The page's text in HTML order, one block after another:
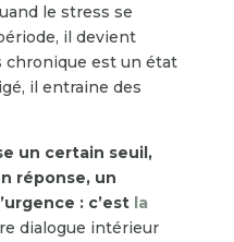
le stress se
il devient
chronique est un état
il entraine des
un certain seuil,
réponse, un
: c’est la
dialogue intérieur